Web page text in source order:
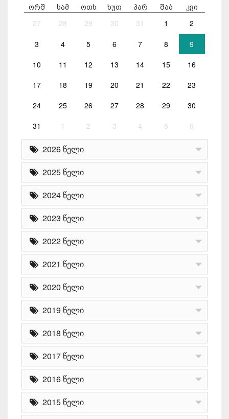
ორშ სამ ოთხ ხუთ პარ შაბ კვი
27 28 29 30 31 1 2
3 4 5 6 7 8 9
10 11 12 13 14 15 16
17 18 19 20 21 22 23
24 25 26 27 28 29 30
31 1 2 3 4 5 6
2026 წელი
2025 წელი
2024 წელი
2023 წელი
2022 წელი
2021 წელი
2020 წელი
2019 წელი
2018 წელი
2017 წელი
2016 წელი
2015 წელი